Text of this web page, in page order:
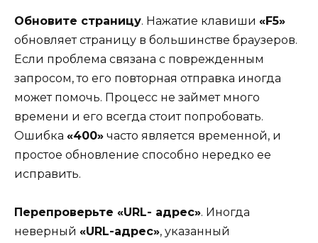
Обновите страницу. Нажатие клавиши «F5»
обновляет страницу в большинстве браузеров.
Если проблема связана с поврежденным
запросом, то его повторная отправка иногда
может помочь. Процесс не займет много
времени и его всегда стоит попробовать.
Ошибка «400» часто является временной, и
простое обновление способно нередко ее
исправить.
Перепроверьте «URL- адрес». Иногда
неверный «URL-адрес», указанный